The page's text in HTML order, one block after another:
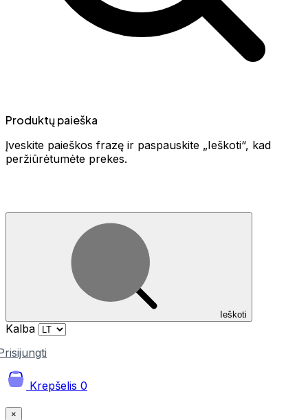
Produktų paieška
Įveskite paieškos frazę ir paspauskite „Ieškoti“, kad
peržiūrėtumėte prekes.
Ieškoti
Kalba
Krepšelis 0
×